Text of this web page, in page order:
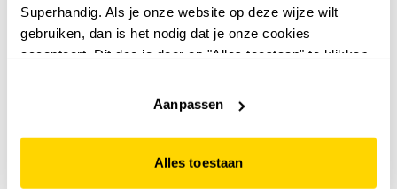
Superhandig. Als je onze website op deze wijze wilt
gebruiken, dan is het nodig dat je onze cookies
accepteert. Dit doe je door op "Alles toestaan" te klikken.
website niet optimaal functioneert.
Aanpassen
Alles toestaan
leer